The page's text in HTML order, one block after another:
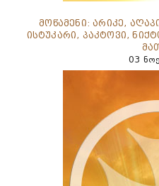
მოწამენი: არიკე,
ისტუკარი, პაკტოვი,
03